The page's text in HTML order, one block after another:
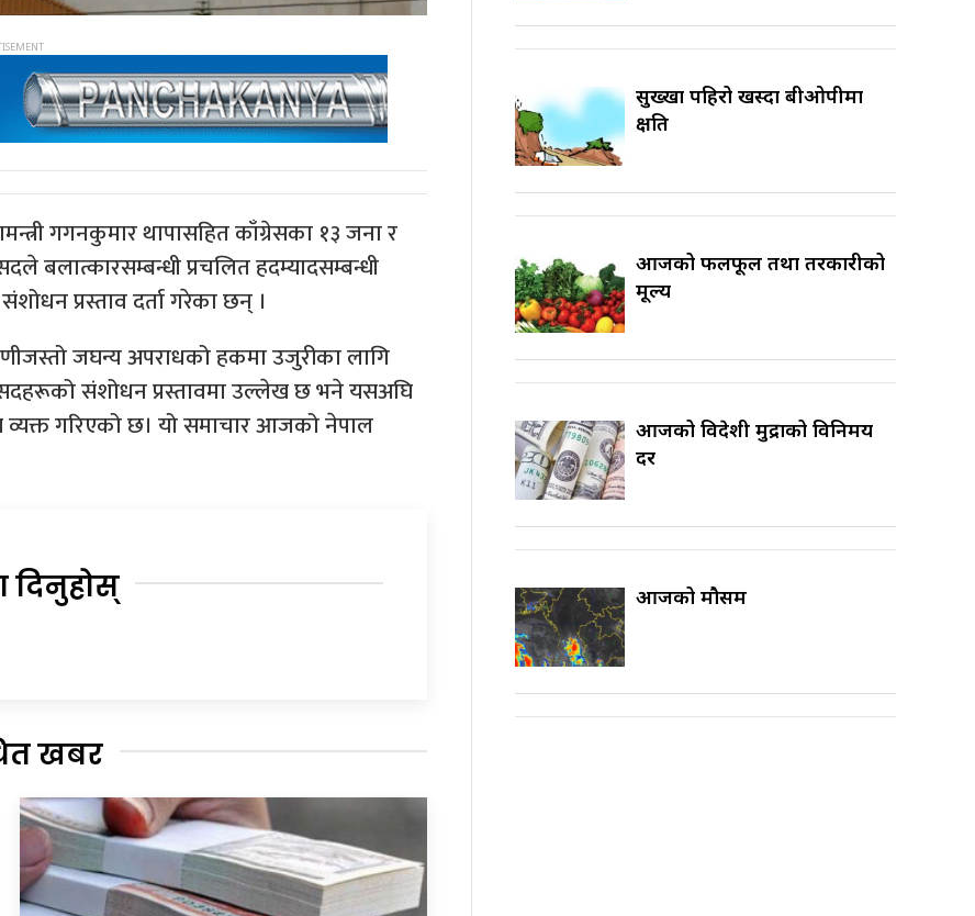
गगनकुमार थापासहित काँग्रेसका १३ जना र
बलात्कारसम्बन्धी प्रचलित हदम्यादसम्बन्धी
प्रस्ताव दर्ता गरेका छन् ।
जघन्य अपराधको हकमा उजुरीका लागि
संशोधन प्रस्तावमा उल्लेख छ भने यसअघि
व्यक्त गरिएको छ। यो समाचार आजको नेपाल
दिनुहोस्
खबर
सुख्खा पहिरो खस्दा बीओपीमा
क्षति
आजको फलफूल तथा तरकारीको
मूल्य
आजको विदेशी मुद्राको विनिमय
दर
आजको मौसम